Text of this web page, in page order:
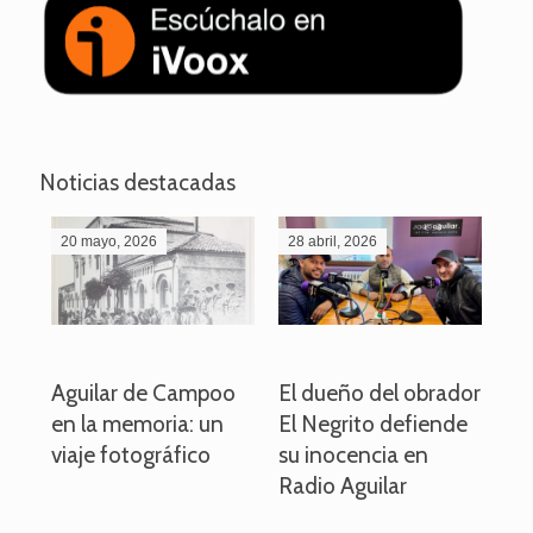
Noticias destacadas
20 mayo, 2026
Aguilar de Campoo
en la memoria: un
viaje fotográfico
28 abril, 2026
El dueño del obrador
El Negrito defiende
su inocencia en
Radio Aguilar